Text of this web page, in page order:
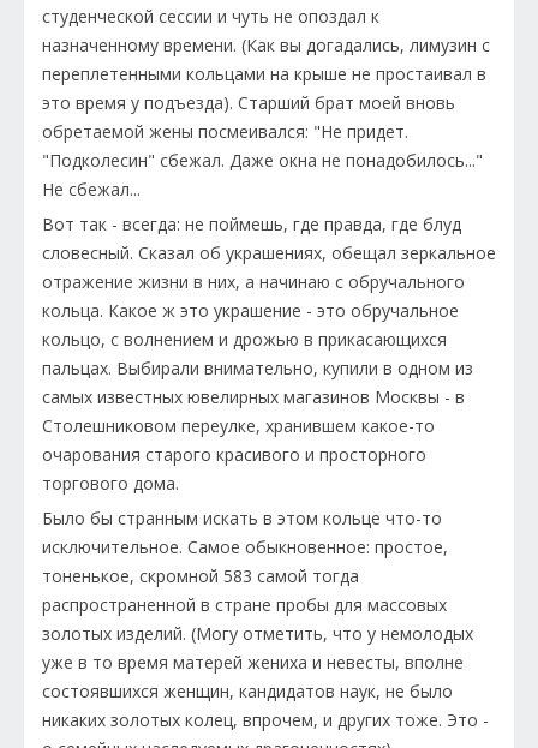
студенческой сессии и чуть не опоздал к
назначенному времени. (Как вы догадались, лимузин с
переплетенными кольцами на крыше не простаивал в
это время у подъезда). Старший брат моей вновь
обретаемой жены посмеивался: "Не придет.
"Подколесин" сбежал. Даже окна не понадобилось..."
Не сбежал...
Вот так - всегда: не поймешь, где правда, где блуд
словесный. Сказал об украшениях, обещал зеркальное
отражение жизни в них, а начинаю с обручального
кольца. Какое ж это украшение - это обручальное
кольцо, с волнением и дрожью в прикасающихся
пальцах. Выбирали внимательно, купили в одном из
самых известных ювелирных магазинов Москвы - в
Столешниковом переулке, хранившем какое-то
очарования старого красивого и просторного
торгового дома.
Было бы странным искать в этом кольце что-то
исключительное. Самое обыкновенное: простое,
тоненькое, скромной 583 самой тогда
распространенной в стране пробы для массовых
золотых изделий. (Могу отметить, что у немолодых
уже в то время матерей жениха и невесты, вполне
состоявшихся женщин, кандидатов наук, не было
никаких золотых колец, впрочем, и других тоже. Это -